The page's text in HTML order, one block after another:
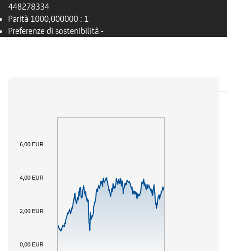
448278334
Parità 1000,000000 : 1
Preferenze di sostenibilità -
0,00 EUR
2,00 EUR
4,00 EUR
6,00 EUR